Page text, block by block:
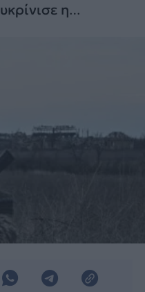
η
να πει πού